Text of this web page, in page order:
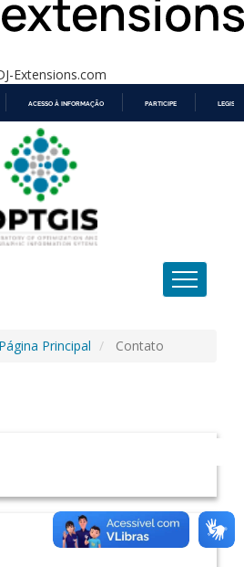
Extensions.com
IR
PARA
O
CONTEÚDO
ACESSO À INFORMAÇÃO PARTICIPE
Página Principal Contato